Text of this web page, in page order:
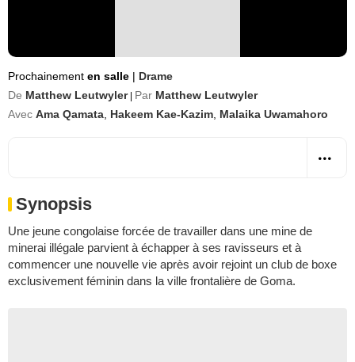
Prochainement en salle | Drame
De Matthew Leutwyler Par Matthew Leutwyler
Avec Ama Qamata Hakeem Kae-Kazim Malaika Uwamahoro
Synopsis
Une jeune congolaise forcée de travailler dans une mine de
minerai illégale parvient à échapper à ses ravisseurs et à
commencer une nouvelle vie après avoir rejoint un club de boxe
exclusivement féminin dans la ville frontalière de Goma.